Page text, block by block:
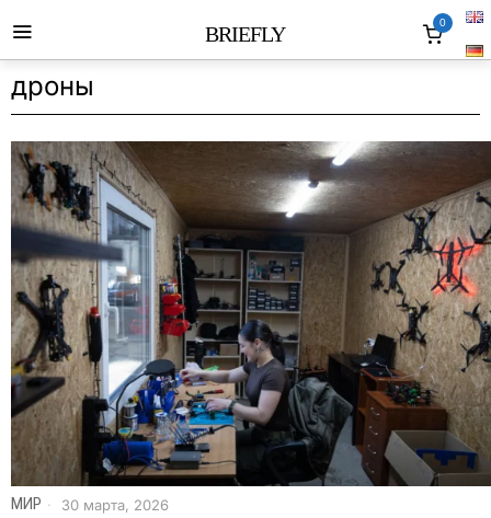
BRIEFLY 0
дроны
МИР 30 марта, 2026